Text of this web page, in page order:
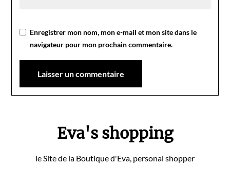
Enregistrer mon nom, mon e-mail et mon site dans le
navigateur pour mon prochain commentaire.
Eva's shopping
le Site de la Boutique d'Eva, personal shopper